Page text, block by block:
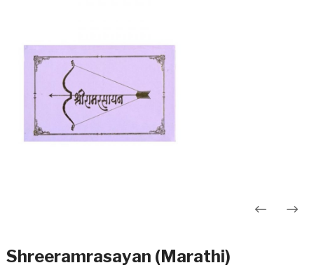
navigation
Shreeramrasayan (Marathi)